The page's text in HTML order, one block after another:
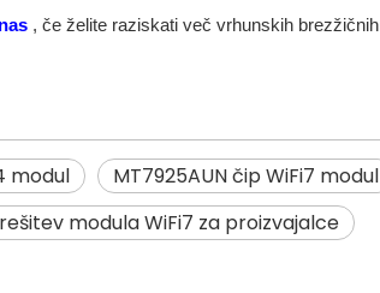
, če želite raziskati več vrhunskih brezžičnih
modul
MT7925AUN čip WiFi7 modul
modula WiFi7 za proizvajalce